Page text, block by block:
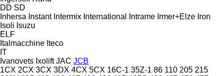
DD SD
Inhersa Instant Intermix International Intrame Irmer+Elze Iron
Isoli Isuzu
ELF
Italmacchine Iteco
IT
Ivanovets Ixolift JAC JCB
1CX 2CX 3CX 3DX 4CX 5CX 16C-1 35Z-1 86 110 205 215